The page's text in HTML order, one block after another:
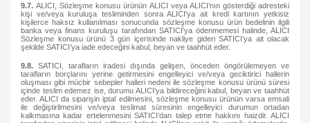
9.7. ALICI, Sözleşme konusu ürünün ALICI veya ALICI’nın gösterdiği adresteki
kişi ve/veya kuruluşa tesliminden sonra ALICI'ya ait kredi kartının yetkisiz
kişilerce haksız kullanılması sonucunda sözleşme konusu ürün bedelinin ilgili
banka veya finans kuruluşu tarafından SATICI'ya ödenmemesi halinde, ALICI
Sözleşme konusu ürünü 3 gün içerisinde nakliye gideri SATICI’ya ait olacak
şekilde SATICI’ya iade edeceğini kabul, beyan ve taahhüt eder.
9.8. SATICI, tarafların iradesi dışında gelişen, önceden öngörülemeyen ve
tarafların borçlarını yerine getirmesini engelleyici ve/veya geciktirici hallerin
oluşması gibi mücbir sebepler halleri nedeni ile sözleşme konusu ürünü süresi
içinde teslim edemez ise, durumu ALICI'ya bildireceğini kabul, beyan ve taahhüt
eder. ALICI da siparişin iptal edilmesini, sözleşme konusu ürünün varsa emsali
ile değiştirilmesini ve/veya teslimat süresinin engelleyici durumun ortadan
kalkmasına kadar ertelenmesini SATICI’dan talep etme hakkını haizdir. ALICI